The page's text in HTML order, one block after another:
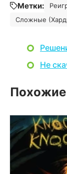
Метки:
Сложные
Не